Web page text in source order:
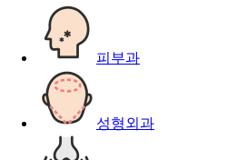
피부과
성형외과